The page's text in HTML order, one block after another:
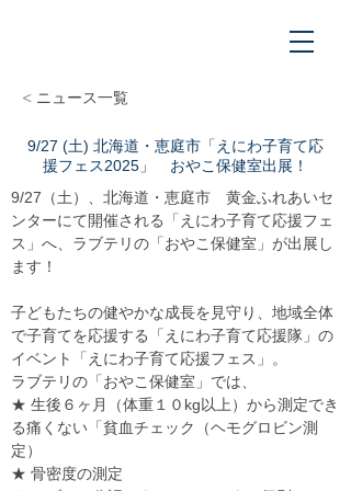
< ニュース一覧
9/27 (土) 北海道・恵庭市「えにわ子育て応
援フェス2025」 おやこ保健室出展！
9/27（土）、北海道・恵庭市　黄金ふれあいセ
ンターにて開催される「えにわ子育て応援フェ
ス」へ、ラブテリの「おやこ保健室」が出展し
ます！
子どもたちの健やかな成長を見守り、地域全体
で子育てを応援する「えにわ子育て応援隊」の
イベント「えにわ子育て応援フェス」。
ラブテリの「おやこ保健室」では、
★ 生後６ヶ月（体重１０kg以上）から測定でき
る痛くない「貧血チェック（ヘモグロビン測
定）
★ 骨密度の測定